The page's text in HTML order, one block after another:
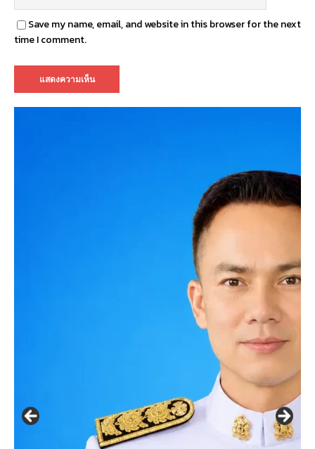
Save my name, email, and website in this browser for the next
time I comment.